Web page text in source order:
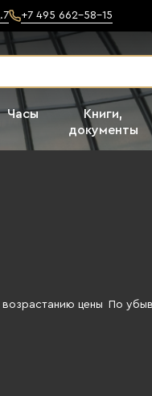
+7 495 662-58-15
Часы
Книги,
документы
возрастанию цены По